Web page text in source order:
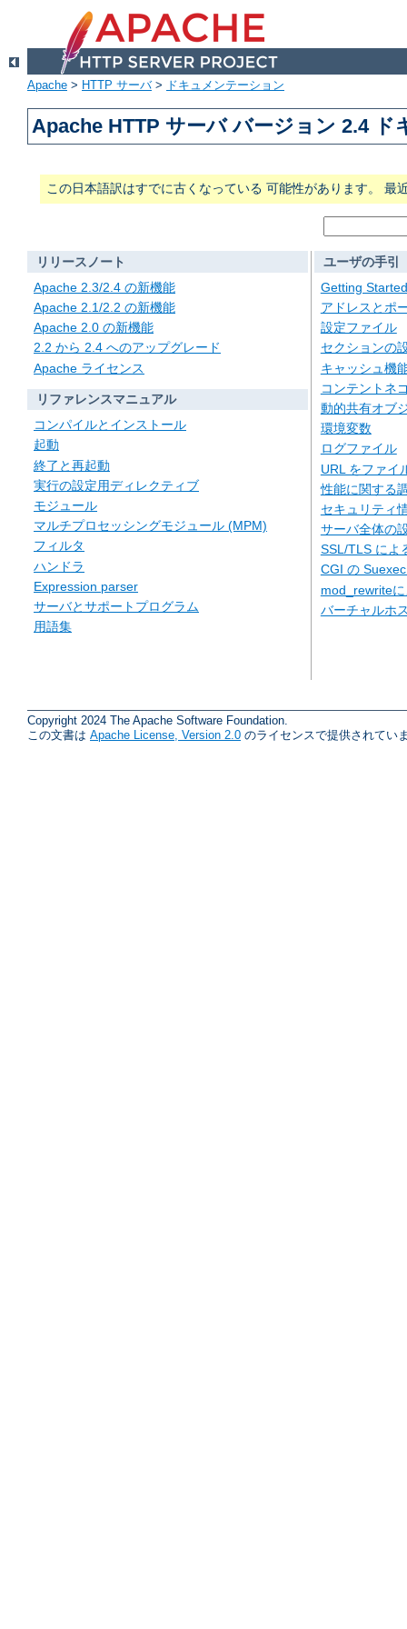
Apache > HTTP サーバ> ドキュメンテーション
Apache HTTP サーバ バージョン 2.4 ド
この日本語訳はすでに古くなっている 可能性があります。 最
リリースノート
Apache 2.3/2.4 の新機能
Apache 2.1/2.2 の新機能
Apache 2.0 の新機能
2.2 から 2.4 へのアップグレード
Apache ライセンス
リファレンスマニュアル
コンパイルとインストール
起動
終了と再起動
実行の設定用ディレクティブ
モジュール
マルチプロセッシングモジュール (MPM)
フィルタ
ハンドラ
Expression parser
サーバとサポートプログラム
用語集
ユーザの手引
Getting Started
アドレスとポ
設定ファイル
セクションの
キャッシュ機
コンテントネ
動的共有オブ
環境変数
ログファイル
URL をファイ
性能に関する
セキュリティ
サーバ全体の
SSL/TLS によ
CGI の
mod_rewrite
バーチャルホ
Copyright 2024 The Apache Software Foundation.
この文書は Apache License, Version 2.0 のライセンスで提供されてい